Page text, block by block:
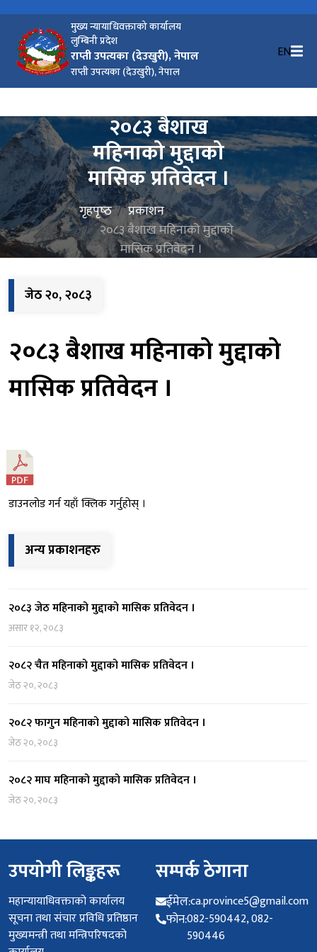
मुख्य न्यायाधिवक्ताको कार्यालय
लुम्बिनी प्रदेश
राप्ती उपत्यका (देउखुरी), नेपाल
राप्ती उपत्यका (देउखुरी), नेपाल
EN
२०८३ बैशाख
महिनाको मुद्दाको
मासिक प्रतिवेदन ।
गृहपृष्‍ठ
प्रकाशन
२०८३ बैशाख महिनाको मुद्दाको
मासिक प्रतिवेदन ।
जेठ २०, २०८३
२०८३ बैशाख महिनाको मुद्दाको
मासिक प्रतिवेदन ।
डाउनलोड गर्न यहाँ क्लिक गर्नुहोस् ।
अन्य प्रकाशनहरु
२०८३ जेठ महिनाको मुद्दाको मासिक प्रतिवेदन ।
असार १२, २०८३
२०८२ चैत महिनाको मुद्दाको मासिक प्रतिवेदन ।
जेठ २०, २०८३
२०८२ फागुन महिनाको मुद्दाको मासिक प्रतिवेदन ।
जेठ २०, २०८३
२०८२ माघ महिनाको मुद्दाको मासिक प्रतिवेदन ।
जेठ २०, २०८३
उपयोगी लिङ्कहरू
महान्यायाधिवक्ताको कार्यालय
सूचना तथा संचार प्रविधि प्रतिष्ठान
मुख्यमन्त्री तथा मन्त्रिपरिषदको
सम्पर्क ठेगाना
ईमेल:ca.province5@gmail.com
फोन:082-590442, 082-
590446